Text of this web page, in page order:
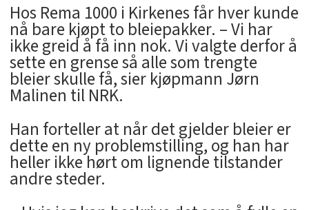
Hos Rema 1000 i Kirkenes får hver kunde
nå bare kjøpt to bleiepakker. – Vi har
ikke greid å få inn nok. Vi valgte derfor å
sette en grense så alle som trengte
bleier skulle få, sier kjøpmann Jørn
Malinen til NRK.
Han forteller at når det gjelder bleier er
dette en ny problemstilling, og han har
heller ikke hørt om lignende tilstander
andre steder.